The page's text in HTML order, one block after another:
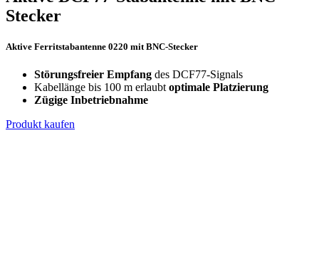
Stecker
Aktive Ferritstabantenne 0220 mit BNC-Stecker
Störungsfreier Empfang des DCF77-Signals
Kabellänge bis 100 m erlaubt optimale Platzierung
Zügige Inbetriebnahme
Produkt kaufen